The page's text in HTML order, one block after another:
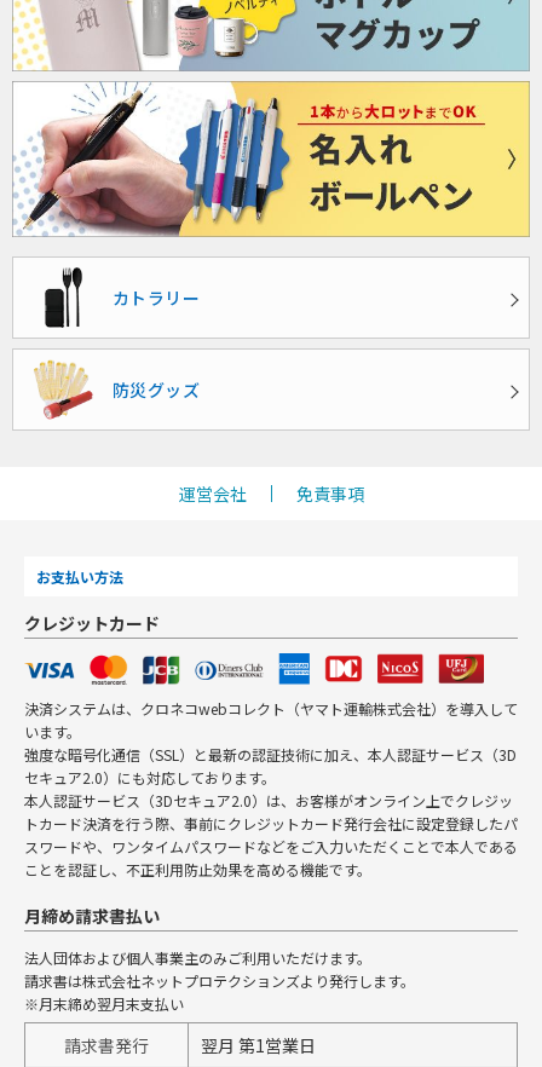
カトラリー
防災グッズ
運営会社 免責事項
お支払い方法
クレジットカード
決済システムは、クロネコwebコレクト（ヤマト運輸株式会社）を導入して
います。
強度な暗号化通信（SSL）と最新の認証技術に加え、本人認証サービス（3D
セキュア2.0）にも対応しております。
本人認証サービス（3Dセキュア2.0）は、お客様がオンライン上でクレジッ
トカード決済を行う際、事前にクレジットカード発行会社に設定登録したパ
スワードや、ワンタイムパスワードなどをご入力いただくことで本人である
ことを認証し、不正利用防止効果を高める機能です。
月締め請求書払い
法人団体および個人事業主のみご利用いただけます。
請求書は株式会社ネットプロテクションズより発行します。
※月末締め翌月末支払い
請求書発行
翌月 第1営業日